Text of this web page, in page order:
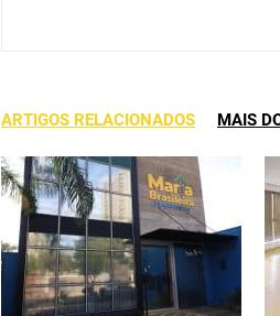
ARTIGOS RELACIONADOS MAIS